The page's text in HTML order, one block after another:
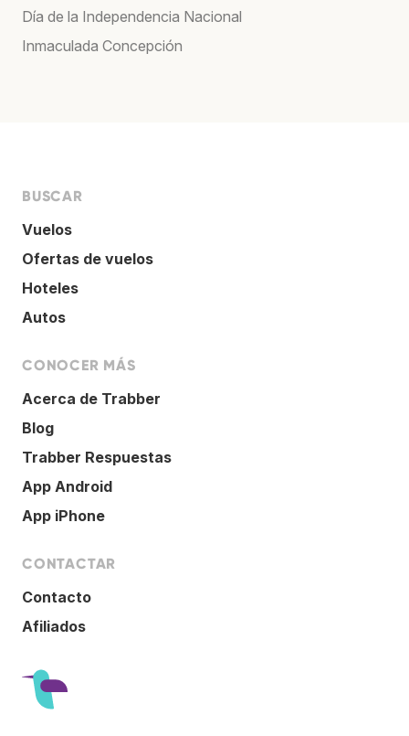
Día de la Independencia Nacional
Inmaculada Concepción
BUSCAR
Vuelos
Ofertas de vuelos
Hoteles
Autos
CONOCER MÁS
Acerca de Trabber
Blog
Trabber Respuestas
App Android
App iPhone
CONTACTAR
Contacto
Afiliados